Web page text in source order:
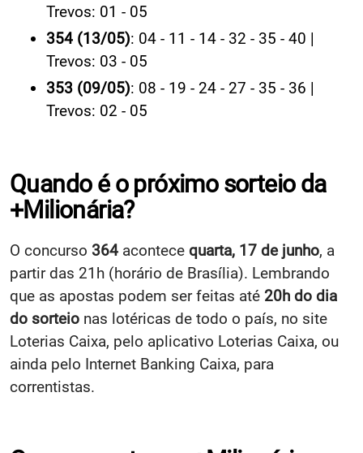
Trevos: 01 - 05
354 (13/05): 04 - 11 - 14 - 32 - 35 - 40 |
Trevos: 03 - 05
353 (09/05): 08 - 19 - 24 - 27 - 35 - 36 |
Trevos: 02 - 05
Quando é o próximo sorteio da
+Milionária?
O concurso 364 acontece quarta, 17 de junho, a
partir das 21h (horário de Brasília). Lembrando
que as apostas podem ser feitas até 20h do dia
do sorteio nas lotéricas de todo o país, no site
Loterias Caixa, pelo aplicativo Loterias Caixa, ou
ainda pelo Internet Banking Caixa, para
correntistas.